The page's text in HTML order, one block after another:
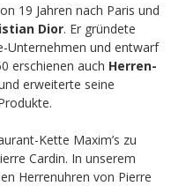
19 Jahren nach Paris und
Dior. Er gründete
Unternehmen und entwarf
erschienen auch Herren-
erweiterte seine
Kette Maxim’s zu
Cardin. In unserem
Herrenuhren von Pierre